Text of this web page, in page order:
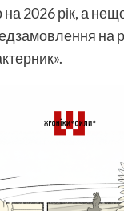
2026 рік, а
на